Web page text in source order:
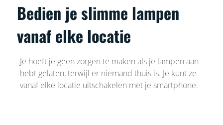
Bedien je slimme lampen
vanaf elke locatie
Je hoeft je geen zorgen te maken als je lampen aan
hebt gelaten, terwijl er niemand thuis is. Je kunt ze
vanaf elke locatie uitschakelen met je smartphone.